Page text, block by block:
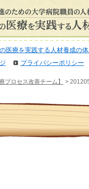
医療を実践する人材養成の
プライバシーポリシー
プロセス改善チーム】 >